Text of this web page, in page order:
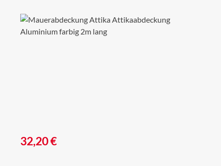
Bildergalerie überspringen
Regulärer Preis:
32,20 €